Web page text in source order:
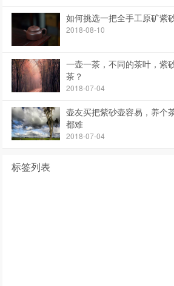
如何挑选一把全手工原矿紫
2018-08-10
一壶一茶，不同的茶叶，紫
茶？
2018-07-04
壶友买把紫砂壶容易，养个
都难
2018-07-04
标签列表